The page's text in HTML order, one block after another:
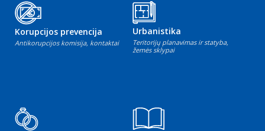
Korupcijos prevencija
Antikorupcijos komisija, kontaktai
Urbanistika
Teritorijų planavimas ir statyba,
žemės sklypai